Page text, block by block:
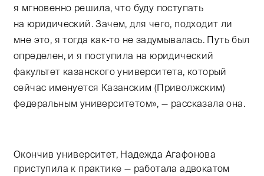
я мгновенно решила, что буду поступать
на юридический. Зачем, для чего, подходит ли
мне это, я тогда как-то не задумывалась. Путь был
определен, и я поступила на юридический
факультет казанского университета, который
сейчас именуется Казанским (Приволжским)
федеральным университетом», — рассказала она.
Окончив университет, Надежда Агафонова
приступила к практике — работала адвокатом